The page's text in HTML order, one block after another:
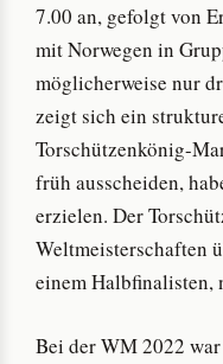
7.00 an, gefolgt von
mit Norwegen in
möglicherweise nur
zeigt sich ein
Torschützenkönig-
früh ausscheiden,
erzielen. Der
Weltmeisterschaften
einem Halbfinalisten,
Bei der WM 2022